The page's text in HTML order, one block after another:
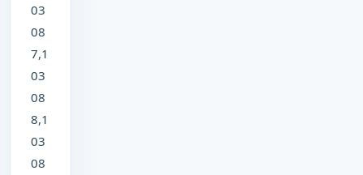
03
08
7,1
03
08
8,1
03
08